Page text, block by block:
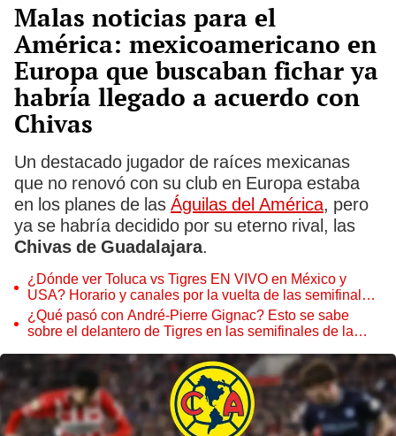
Malas noticias para el
América: mexicoamericano en
Europa que buscaban fichar ya
habría llegado a acuerdo con
Chivas
Un destacado jugador de raíces mexicanas
que no renovó con su club en Europa estaba
en los planes de las Águilas del América, pero
ya se habría decidido por su eterno rival, las
Chivas de Guadalajara.
¿Dónde ver Toluca vs Tigres EN VIVO en México y
USA? Horario y canales por la vuelta de las semifinales
de la Liga MX 2025
¿Qué pasó con André-Pierre Gignac? Esto se sabe
sobre el delantero de Tigres en las semifinales de la